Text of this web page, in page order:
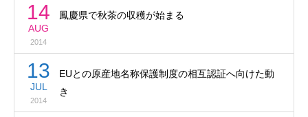
14
AUG
2014
鳳慶県で秋茶の収穫が始まる
13
JUL
2014
EUとの原産地名称保護制度の相互認証へ向けた動
き